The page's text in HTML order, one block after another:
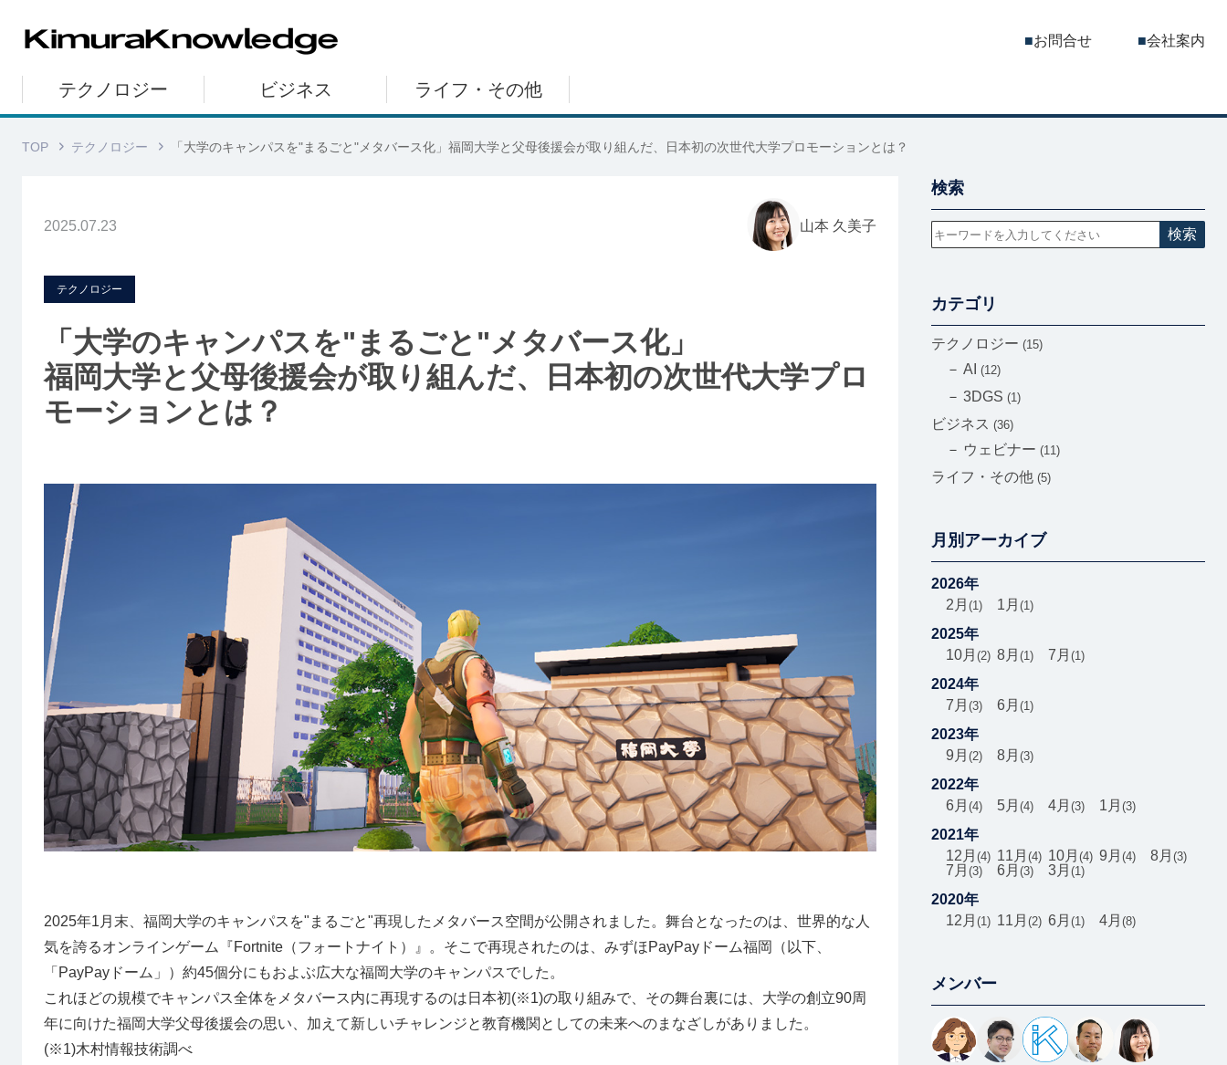
お問合せ 会社案内
テクノロジー ビジネス ライフ・その他
TOP テクノロジー 「大学のキャンパスを"まるごと"メタバース化」福岡大学と父母後援会が取り組んだ、日本初の次世代大学プロモーションとは？
2025.07.23 山本 久美子
テクノロジー
「大学のキャンパスを"まるごと"メタバース化」
福岡大学と父母後援会が取り組んだ、日本初の次世代大学プロ
モーションとは？
2025年1月末、福岡大学のキャンパスを"まるごと"再現したメタバース空間が公開されました。舞台となったのは、世界的な人
気を誇るオンラインゲーム『Fortnite（フォートナイト）』。そこで再現されたのは、みずほPayPayドーム福岡（以下、
「PayPayドーム」）約45個分にもおよぶ広大な福岡大学のキャンパスでした。
これほどの規模でキャンパス全体をメタバース内に再現するのは日本初(※1)の取り組みで、その舞台裏には、大学の創立90周
年に向けた福岡大学父母後援会の思い、加えて新しいチャレンジと教育機関としての未来へのまなざしがありました。
(※1)木村情報技術調べ
検索
検索
カテゴリ
テクノロジー 15
AI 12
3DGS 1
ビジネス 36
ウェビナー 11
ライフ・その他 5
月別アーカイブ
2026年
2月 1 1月 1
2025年
10月 2 8月 1 7月 1
2024年
7月 3 6月 1
2023年
9月 2 8月 3
2022年
6月 4 5月 4 4月 3 1月 3
2021年
12月 4 11月 4 10月 4 9月 4 8月 3
7月 3 6月 3 3月 1
2020年
12月 1 11月 2 6月 1 4月 8
メンバー